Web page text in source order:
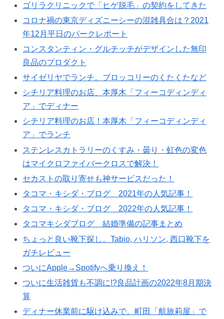
ゴリラクリニックで「ヒゲ脱毛」の契約をしてきた
コロナ禍の東京ディズニーシーの混雑具合は？2021
年12月平日のパークレポート
コンスタンティン・グルチッチがデザインした無印
良品のプロダクト
サイゼリヤでランチ。ブロッコリーのくたくたなど
シチリア料理のお店、本厚木「フィーコディンディ
ア」でディナー
シチリア料理のお店！本厚木「フィーコディンディ
ア」でランチ
ステンレスカトラリーのくすみ・曇り・虹色の変色
はマイクロファイバークロスで解決！
セカストの取り寄せも神サービスだった！
タコマ・キシダ・ブログ 2021年の人気記事！
タコマ・キシダ・ブログ 2022年の人気記事！
タコマキシダブログ 結婚準備の記事まとめ
ちょっと良い靴下探し。Tabio, ハリソン, 西口靴下を
ガチレビュー
ついにApple→Spotifyへ乗り換え！
ついに生活雑貨も不調に!?良品計画の2022年8月期決
算
ディナー休業前に駆け込みで。町田「航旅莉屋」で